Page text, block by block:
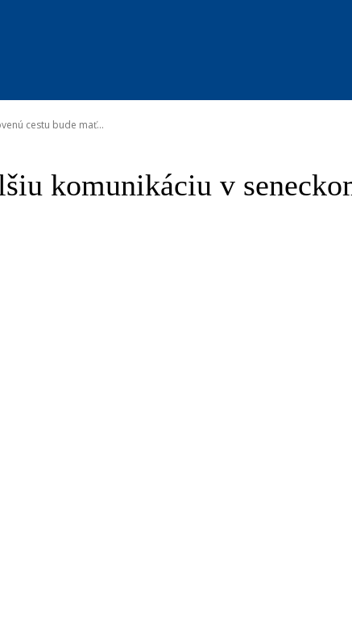
cestu bude mať...
komunikáciu v